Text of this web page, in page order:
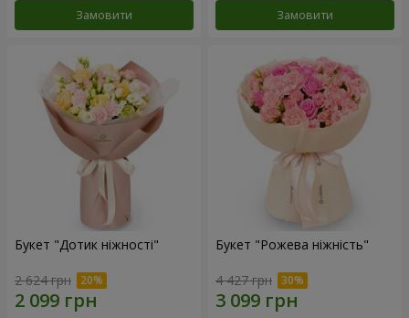
Замовити Замовити
Букет "Дотик ніжності"
2 624 грн
Букет "Рожева ніжність"
4 427 грн